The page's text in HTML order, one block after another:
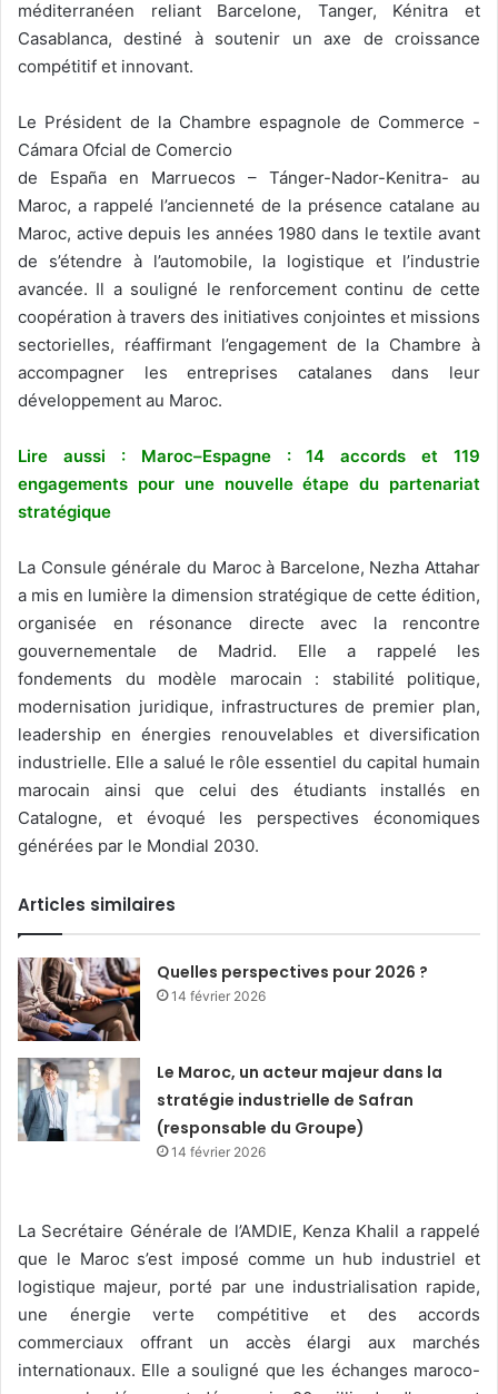
méditerranéen reliant Barcelone, Tanger, Kénitra et
Casablanca, destiné à soutenir un axe de croissance
compétitif et innovant.
Le Président de la Chambre espagnole de Commerce -
Cámara Ofcial de Comercio
de España en Marruecos – Tánger-Nador-Kenitra- au
Maroc, a rappelé l’ancienneté de la présence catalane au
Maroc, active depuis les années 1980 dans le textile avant
de s’étendre à l’automobile, la logistique et l’industrie
avancée. Il a souligné le renforcement continu de cette
coopération à travers des initiatives conjointes et missions
sectorielles, réaffirmant l’engagement de la Chambre à
accompagner les entreprises catalanes dans leur
développement au Maroc.
Lire aussi : Maroc–Espagne : 14 accords et 119
engagements pour une nouvelle étape du partenariat
stratégique
La Consule générale du Maroc à Barcelone, Nezha Attahar
a mis en lumière la dimension stratégique de cette édition,
organisée en résonance directe avec la rencontre
gouvernementale de Madrid. Elle a rappelé les
fondements du modèle marocain : stabilité politique,
modernisation juridique, infrastructures de premier plan,
leadership en énergies renouvelables et diversification
industrielle. Elle a salué le rôle essentiel du capital humain
marocain ainsi que celui des étudiants installés en
Catalogne, et évoqué les perspectives économiques
générées par le Mondial 2030.
Articles similaires
Quelles perspectives pour 2026 ?
14 février 2026
Le Maroc, un acteur majeur dans la
stratégie industrielle de Safran
(responsable du Groupe)
14 février 2026
La Secrétaire Générale de l’AMDIE, Kenza Khalil a rappelé
que le Maroc s’est imposé comme un hub industriel et
logistique majeur, porté par une industrialisation rapide,
une énergie verte compétitive et des accords
commerciaux offrant un accès élargi aux marchés
internationaux. Elle a souligné que les échanges maroco-